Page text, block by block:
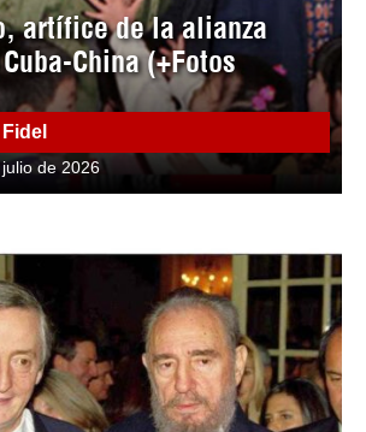
artífice de la alianza
China (+Fotos
de 2026